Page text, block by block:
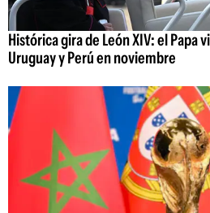
Histórica gira de León XIV: el Papa
Uruguay y Perú en noviembre